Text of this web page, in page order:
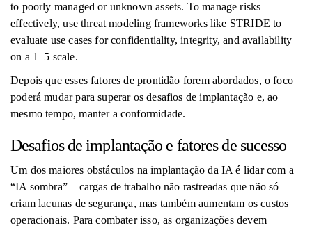
to poorly managed or unknown assets. To manage risks
effectively, use threat modeling frameworks like STRIDE to
evaluate use cases for confidentiality, integrity, and availability
on a 1–5 scale.
Depois que esses fatores de prontidão forem abordados, o foco
poderá mudar para superar os desafios de implantação e, ao
mesmo tempo, manter a conformidade.
Desafios de implantação e fatores de sucesso
Um dos maiores obstáculos na implantação da IA ​​é lidar com a
“IA sombra” – cargas de trabalho não rastreadas que não só
criam lacunas de segurança, mas também aumentam os custos
operacionais. Para combater isso, as organizações devem